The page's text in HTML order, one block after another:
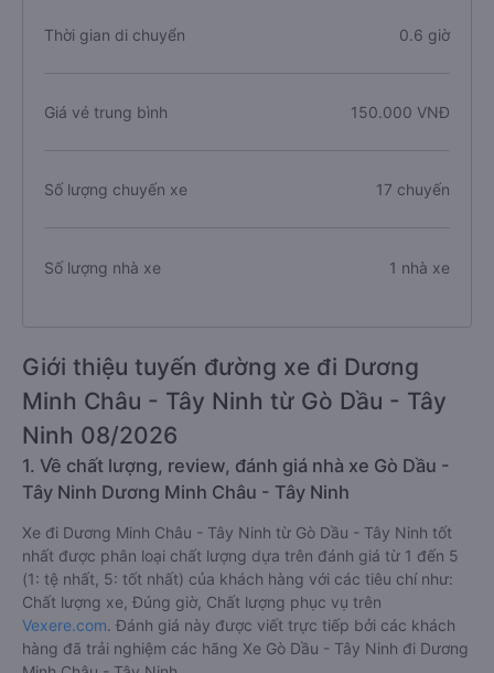
Thời gian di chuyển 0.6 giờ
Giá vé trung bình 150.000 VNĐ
Số lượng chuyến xe 17 chuyến
Số lượng nhà xe 1 nhà xe
Giới thiệu tuyến đường xe đi Dương
Minh Châu - Tây Ninh từ Gò Dầu - Tây
Ninh 08/2026
1. Về chất lượng, review, đánh giá nhà xe Gò Dầu -
Tây Ninh Dương Minh Châu - Tây Ninh
Xe đi Dương Minh Châu - Tây Ninh từ Gò Dầu - Tây Ninh tốt
nhất được phân loại chất lượng dựa trên đánh giá từ 1 đến 5
(1: tệ nhất, 5: tốt nhất) của khách hàng với các tiêu chí như:
Chất lượng xe, Đúng giờ, Chất lượng phục vụ trên
Vexere.com. Đánh giá này được viết trực tiếp bởi các khách
hàng đã trải nghiệm các hãng Xe Gò Dầu - Tây Ninh đi Dương